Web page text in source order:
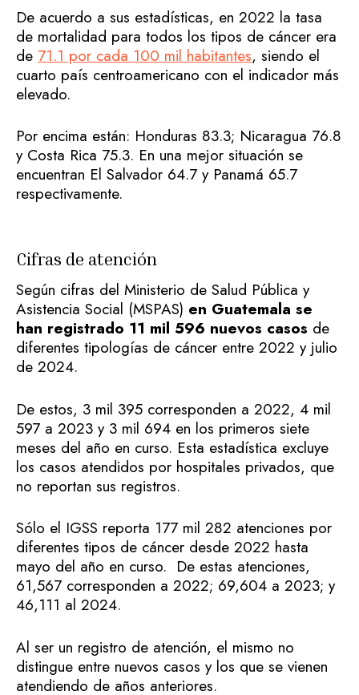
De acuerdo a sus estadísticas, en 2022 la tasa
de mortalidad para todos los tipos de cáncer era
de 71.1 por cada 100 mil habitantes, siendo el
cuarto país centroamericano con el indicador más
elevado.
Por encima están: Honduras 83.3; Nicaragua 76.8
y Costa Rica 75.3. En una mejor situación se
encuentran El Salvador 64.7 y Panamá 65.7
respectivamente.
Cifras de atención
Según cifras del Ministerio de Salud Pública y
Asistencia Social (MSPAS) en Guatemala se
han registrado 11 mil 596 nuevos casos de
diferentes tipologías de cáncer entre 2022 y julio
de 2024.
De estos, 3 mil 395 corresponden a 2022, 4 mil
597 a 2023 y 3 mil 694 en los primeros siete
meses del año en curso. Esta estadística excluye
los casos atendidos por hospitales privados, que
no reportan sus registros.
Sólo el IGSS reporta 177 mil 282 atenciones por
diferentes tipos de cáncer desde 2022 hasta
mayo del año en curso. De estas atenciones,
61,567 corresponden a 2022; 69,604 a 2023; y
46,111 al 2024.
Al ser un registro de atención, el mismo no
distingue entre nuevos casos y los que se vienen
atendiendo de años anteriores.